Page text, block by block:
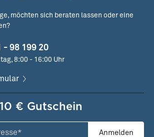
möchten sich beraten lassen oder eine
- 98 199 20
8:00 - 16:00 Uhr
€ Gutschein
Anmelden